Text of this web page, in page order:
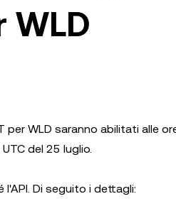
WLD
WLD saranno abilitati alle
del 25 luglio.
Di seguito i dettagli: